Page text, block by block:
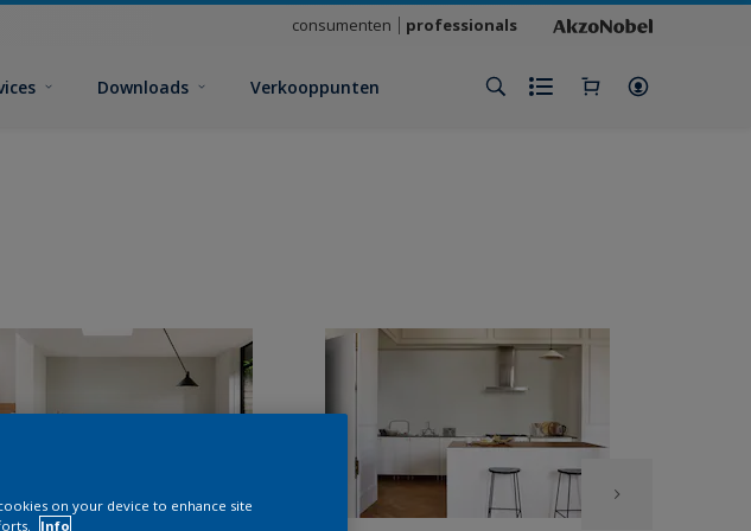
consumenten professionals
Downloads Verkooppunten
on your device to enhance site
Info